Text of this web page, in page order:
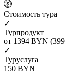
Cтоимость тура
✓
Турпродукт
от 1394 BYN
✓
Туруслуга
150 BYN